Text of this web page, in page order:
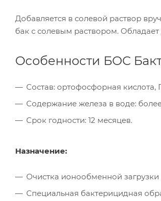
Добавляется в солевой раствор
бак с солевым раствором.
Особенности БОС
Cостав: ортофосфорная
Cодержание железа в воде:
Cрок годности: 12 месяцев.
Назначение:
Очистка ионообменной
Специальная бактерицидная